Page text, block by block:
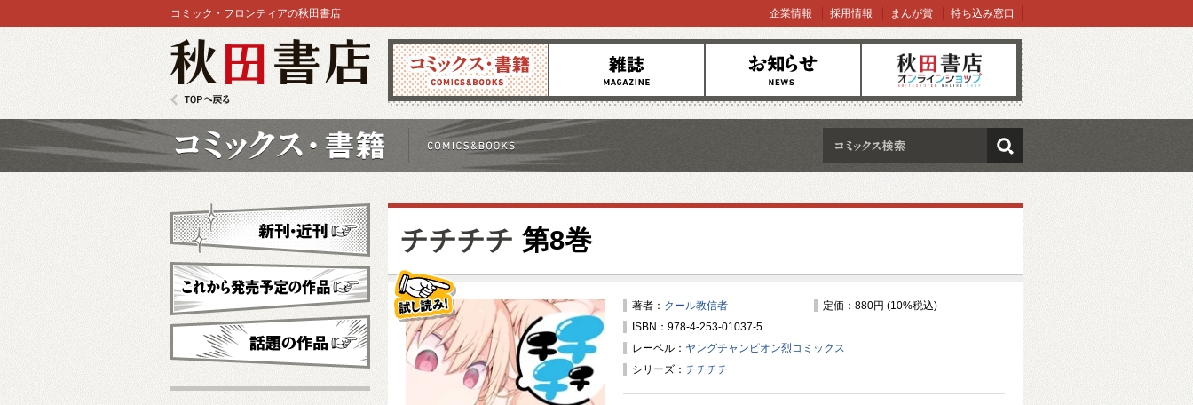
コミックス 雑誌 お知らせ オンラインショップ
コミック・フロンティアの秋田書店 企業情報 採用情報 まんが賞 持ち込み窓口
検索
チチチチ 第8巻
著者： クール教信者
定価：880円 (10%税込)
ISBN：978-4-253-01037-5
レーベル： ヤングチャンピオン烈コミックス
シリーズ： チチチチ
試し読み！
新刊・近刊
これから発売予定